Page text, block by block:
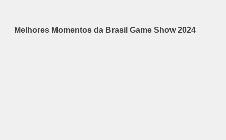
Melhores Momentos da Brasil Game Show 2024